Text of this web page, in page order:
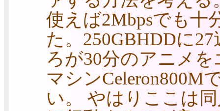
使えば2Mbpsでも十
た。250GBHDDに
ろが30分のアニメ
マシンCeleron800M
い。 やはりここは